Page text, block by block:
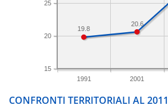
1991 2001
15
20
25
20.6
19.8
CONFRONTI TERRITORIALI AL 2011